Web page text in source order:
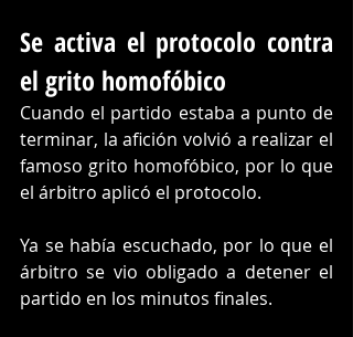
Se activa el protocolo contra
el grito homofóbico
Cuando el partido estaba a punto de
terminar, la afición volvió a realizar el
famoso grito homofóbico, por lo que
el árbitro aplicó el protocolo.
Ya se había escuchado, por lo que el
árbitro se vio obligado a detener el
partido en los minutos finales.